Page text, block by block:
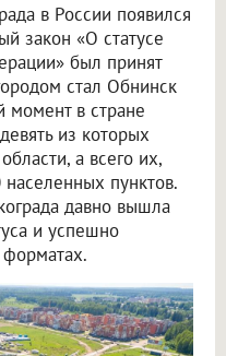
в России появился
закон «О статусе
был принят
стал Обнинск
момент в стране
из которых
а всего их,
пунктов.
давно вышла
и успешно